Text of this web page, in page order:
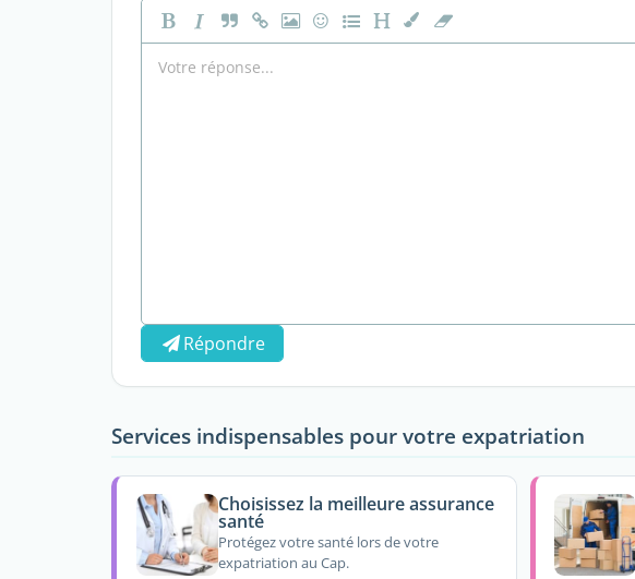
Répondre
Services indispensables pour votre expatriation
Choisissez la meilleure assurance
santé
Protégez votre santé lors de votre
expatriation au Cap.